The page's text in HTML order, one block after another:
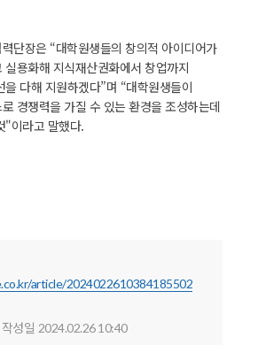
단장은 “대학원생들의 창의적 아이디어가
용화해 지식재산권화에서 창업까지
다해 지원하겠다”며 “대학원생들이
경쟁력을 가질 수 있는 환경을 조성하는데
"이라고 말했다.
article/2024022610384185502
작성일 2024.02.26 10:40